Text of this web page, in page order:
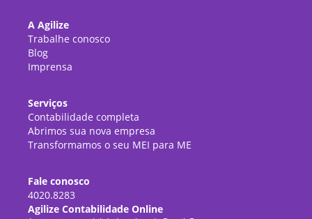
A Agilize
Trabalhe conosco
Blog
Imprensa
Serviços
Contabilidade completa
Abrimos sua nova empresa
Transformamos o seu MEI para ME
Fale conosco
4020.8283
Agilize Contabilidade Online